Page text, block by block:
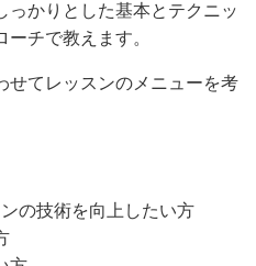
っかりとした基本とテクニッ
チで教えます。
せてレッスンのメニューを考
の技術を向上したい方